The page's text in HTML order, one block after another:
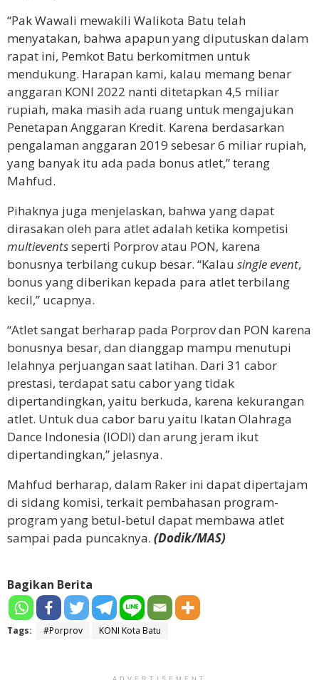
“Pak Wawali mewakili Walikota Batu telah
menyatakan, bahwa apapun yang diputuskan dalam
rapat ini, Pemkot Batu berkomitmen untuk
mendukung. Harapan kami, kalau memang benar
anggaran KONI 2022 nanti ditetapkan 4,5 miliar
rupiah, maka masih ada ruang untuk mengajukan
Penetapan Anggaran Kredit. Karena berdasarkan
pengalaman anggaran 2019 sebesar 6 miliar rupiah,
yang banyak itu ada pada bonus atlet,” terang
Mahfud.
Pihaknya juga menjelaskan, bahwa yang dapat
dirasakan oleh para atlet adalah ketika kompetisi
multieventsseperti Porprov atau PON, karena
bonusnya terbilang cukup besar. “Kalau single event,
bonus yang diberikan kepada para atlet terbilang
kecil,” ucapnya.
“Atlet sangat berharap pada Porprov dan PON karena
bonusnya besar, dan dianggap mampu menutupi
lelahnya perjuangan saat latihan. Dari 31 cabor
prestasi, terdapat satu cabor yang tidak
dipertandingkan, yaitu berkuda, karena kekurangan
atlet. Untuk dua cabor baru yaitu Ikatan Olahraga
Dance Indonesia (IODI) dan arung jeram ikut
dipertandingkan,” jelasnya.
Mahfud berharap, dalam Raker ini dapat dipertajam
di sidang komisi, terkait pembahasan program-
program yang betul-betul dapat membawa atlet
sampai pada puncaknya. (Dodik/MAS)
Bagikan Berita
Tags: #Porprov KONI Kota Batu